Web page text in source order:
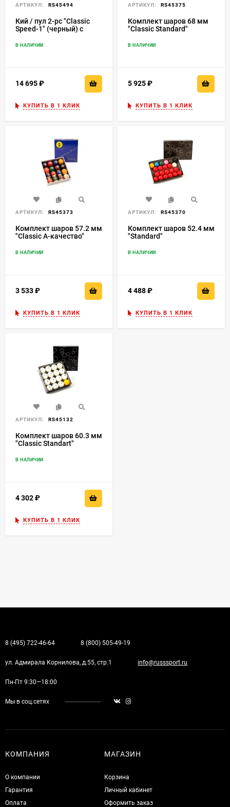
АРТИКУЛ: RS45494
Кий / пул 2-pc "Classic
Speed-1" (черный) с
лен
В НАЛИЧИИ
14 695
КУПИТЬ В 1 КЛИК
АРТИКУЛ: RS45375
Комплект шаров 68 мм
"Classic Standard"
В НАЛИЧИИ
5 925
КУПИТЬ В 1 КЛИК
АРТИКУЛ: RS45373
Комплект шаров 57.2 мм
"Classic А-качество"
В НАЛИЧИИ
3 533
КУПИТЬ В 1 КЛИК
АРТИКУЛ: RS45370
Комплект шаров 52.4 мм
"Standard"
В НАЛИЧИИ
4 488
КУПИТЬ В 1 КЛИК
АРТИКУЛ: RS45132
Комплект шаров 60.3 мм
"Classic Standart"
В НАЛИЧИИ
4 302
КУПИТЬ В 1 КЛИК
8 (495) 722-46-64 8 (800) 505-49-19
ул. Адмирала Корнилова, д.55, стр.1 info@russsport.ru
Пн-Пт 9:30—18:00
Мы в соц.сетях
КОМПАНИЯ
О компании
Гарантия
Оплата
МАГАЗИН
Корзина
Личный кабинет
Оформить заказ